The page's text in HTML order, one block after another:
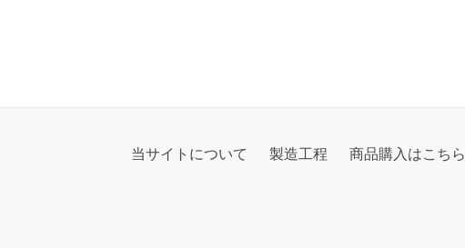
当サイトについて 製造工程 商品購入はこちら